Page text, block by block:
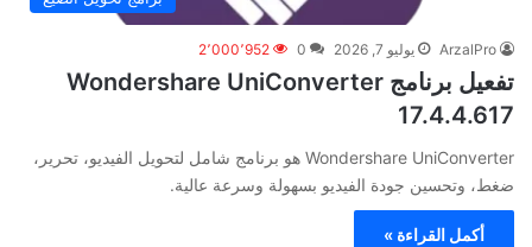
ArzalPro يوليو 7, 2026 0 2٬000٬952
تفعيل برنامج Wondershare UniConverter
17.4.4.617
Wondershare UniConverter هو برنامج شامل لتحويل الفيديو، تحرير،
ضغط، وتحسين جودة الفيديو بسهولة وسرعة عالية.
أكمل القراءة »